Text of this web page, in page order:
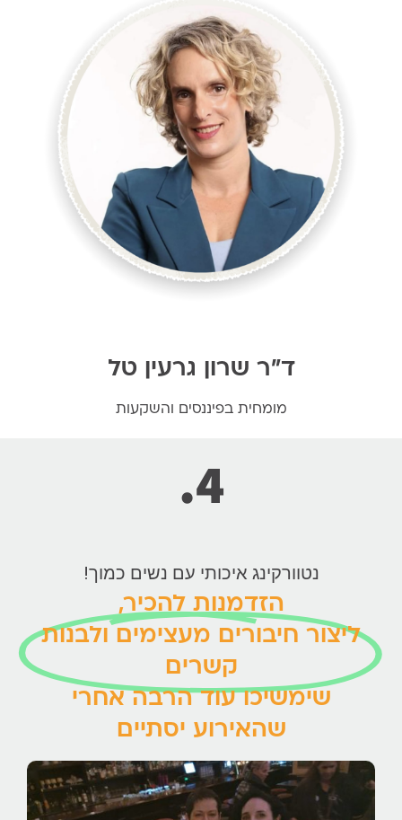
ד"ר שרון גרעין טל
מומחית בפיננסים והשקעות
נטוורקינג איכותי עם נשים כמוך!
הזדמנות להכיר,
ליצור חיבורים מעצימים ולבנות
קשרים
שימשיכו עוד הרבה אחרי
שהאירוע יסתיים